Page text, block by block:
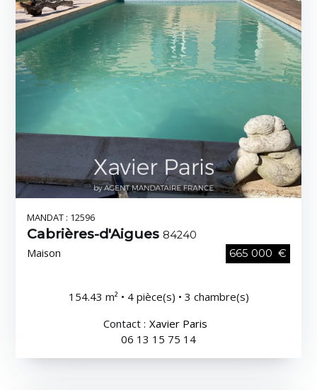
MANDAT : 12596
Cabrières-d'Aigues 84240
Maison 665 000 €
154.43 m² • 4 pièce(s) • 3 chambre(s)
Contact : Xavier Paris
06 13 15 75 14